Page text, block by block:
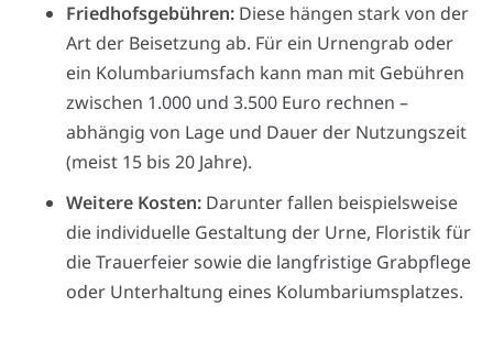
Friedhofsgebühren: Diese hängen stark von der
Art der Beisetzung ab. Für ein Urnengrab oder
ein Kolumbariumsfach kann man mit Gebühren
zwischen 1.000 und 3.500 Euro rechnen –
abhängig von Lage und Dauer der Nutzungszeit
(meist 15 bis 20 Jahre).
Weitere Kosten: Darunter fallen beispielsweise
die individuelle Gestaltung der Urne, Floristik für
die Trauerfeier sowie die langfristige Grabpflege
oder Unterhaltung eines Kolumbariumsplatzes.